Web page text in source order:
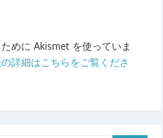
めに Akismet を使っていま
詳細はこちらをご覧くださ